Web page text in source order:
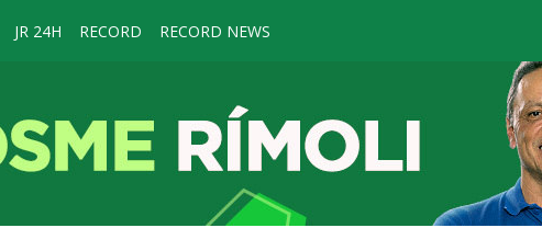
JR 24H RECORD RECORD NEWS